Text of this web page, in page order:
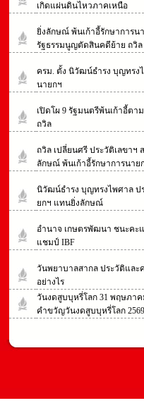
เกิดแผ่นดินไหวภาคเหนือ
ยิ่งลักษณ์ พ้นเก้าอี้รักษาการน
รัฐธรรมนูญตัดสินคดีย้าย ถวิล
ครม. ตั้ง นิวัฒน์ธำรง บุญทรง
นายกฯ
เปิดโผ 9 รัฐมนตรีพ้นเก้าอี้ต
ถวิล
ถวิล เปลี่ยนศรี ประวัติเลขาฯ
ลักษณ์ พ้นเก้าอี้รักษาการนาย
นิวัฒน์ธํารง บุญทรงไพศาล ป
ยกฯ แทนยิ่งลักษณ์
อํานาจ เกษตรพัฒนา ชนะคะ
แชมป์ IBF
วันพยาบาลสากล ประวัติแล
อย่างไร
วันงดสูบบุหรี่โลก 31 พฤษภา
คำขวัญวันงดสูบบุหรี่โลก 2569